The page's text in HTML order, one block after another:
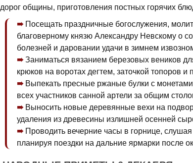
дорог общины, приготовления постных горячих
Посещать праздничные богослужения,
благоверному князю Александру Невскому о
болезней и даровании удачи в зимнем
Заниматься вязанием березовых веников
крюков на воротах дегтем, заточкой топоров
Выпекать пресные ржаные булки с
всех участников санной артели за общим
Выносить новые деревянные вехи на
удаления из древесины излишней осенней
Проводить вечерние часы в горнице,
планируя поездки на дальние ярмарки после